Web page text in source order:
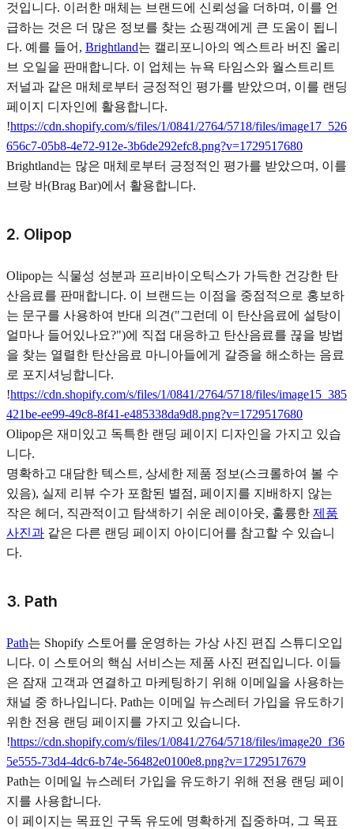
것입니다. 이러한 매체는 브랜드에 신뢰성을 더하며, 이를 언
급하는 것은 더 많은 정보를 찾는 쇼핑객에게 큰 도움이 됩니
다. 예를 들어, Brightland는 캘리포니아의 엑스트라 버진 올리
브 오일을 판매합니다. 이 업체는 뉴욕 타임스와 월스트리트
저널과 같은 매체로부터 긍정적인 평가를 받았으며, 이를 랜딩
페이지 디자인에 활용합니다.
!https://cdn.shopify.com/s/files/1/0841/2764/5718/files/image17_526
656c7-05b8-4e72-912e-3b6de292efc8.png?v=1729517680
Brightland는 많은 매체로부터 긍정적인 평가를 받았으며, 이를
브랑 바(Brag Bar)에서 활용합니다.
2. Olipop
Olipop는 식물성 성분과 프리바이오틱스가 가득한 건강한 탄
산음료를 판매합니다. 이 브랜드는 이점을 중점적으로 홍보하
는 문구를 사용하여 반대 의견("그런데 이 탄산음료에 설탕이
얼마나 들어있나요?")에 직접 대응하고 탄산음료를 끊을 방법
을 찾는 열렬한 탄산음료 마니아들에게 갈증을 해소하는 음료
로 포지셔닝합니다.
!https://cdn.shopify.com/s/files/1/0841/2764/5718/files/image15_385
421be-ee99-49c8-8f41-e485338da9d8.png?v=1729517680
Olipop은 재미있고 독특한 랜딩 페이지 디자인을 가지고 있습
니다.
명확하고 대담한 텍스트, 상세한 제품 정보(스크롤하여 볼 수
있음), 실제 리뷰 수가 포함된 별점, 페이지를 지배하지 않는
작은 헤더, 직관적이고 탐색하기 쉬운 레이아웃, 훌륭한 제품
사진과 같은 다른 랜딩 페이지 아이디어를 참고할 수 있습니
다.
3. Path
Path는 Shopify 스토어를 운영하는 가상 사진 편집 스튜디오입
니다. 이 스토어의 핵심 서비스는 제품 사진 편집입니다. 이들
은 잠재 고객과 연결하고 마케팅하기 위해 이메일을 사용하는
채널 중 하나입니다. Path는 이메일 뉴스레터 가입을 유도하기
위한 전용 랜딩 페이지를 가지고 있습니다.
!https://cdn.shopify.com/s/files/1/0841/2764/5718/files/image20_f36
5e555-73d4-4dc6-b74e-56482e0100e8.png?v=1729517679
Path는 이메일 뉴스레터 가입을 유도하기 위해 전용 랜딩 페이
지를 사용합니다.
이 페이지는 목표인 구독 유도에 명확하게 집중하며, 그 목표